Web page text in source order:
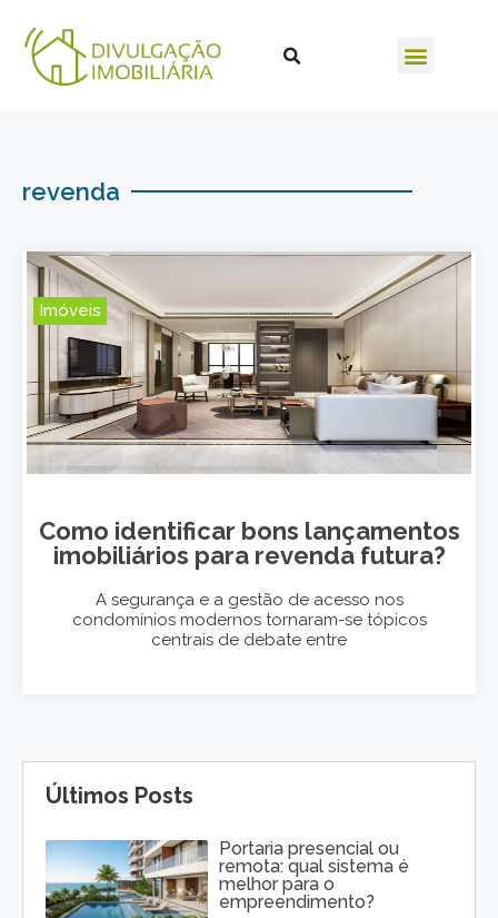
revenda
Imóveis
Como identificar bons lançamentos
imobiliários para revenda futura?
A segurança e a gestão de acesso nos
condomínios modernos tornaram-se tópicos
centrais de debate entre
Últimos Posts
Portaria presencial ou
remota: qual sistema é
melhor para o
empreendimento?